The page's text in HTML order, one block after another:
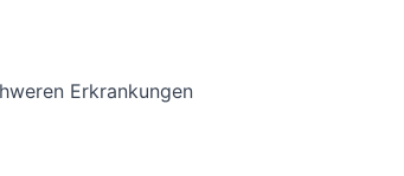
Erkrankungen